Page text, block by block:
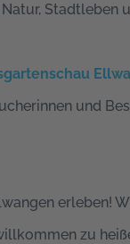
Stadtleben
und
erleben!
zu